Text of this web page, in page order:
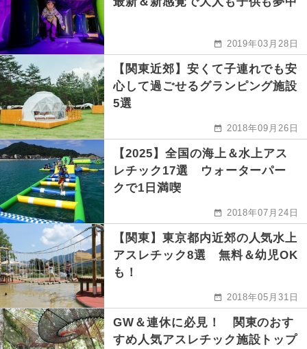
2019年03月28日
【関東近郊】安くて子連れでも安
心して過ごせるグランピング施設
5選
2018年09月26日
【2025】全国の海上＆水上アス
レチック17選 ウォーターパー
クで1日満喫
2018年07月24日
【関東】東京都内近郊の人気水上
アスレチック8選 無料＆幼児OK
も！
2018年05月31日
GW＆連休に必見！ 関東のおす
すめ人気アスレチック施設トップ